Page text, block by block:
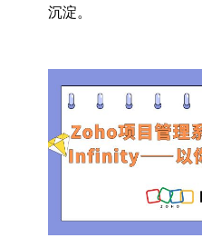
沉淀。